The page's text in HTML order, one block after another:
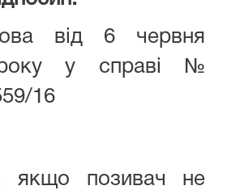
від 6 червня
у справі №
16
якщо позивач не